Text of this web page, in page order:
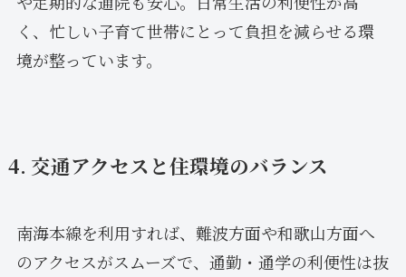
く、忙しい子育て世帯にとって負担を減らせる環
境が整っています。
4. 交通アクセスと住環境のバランス
南海本線を利用すれば、難波方面や和歌山方面へ
のアクセスがスムーズで、通勤・通学の利便性は抜